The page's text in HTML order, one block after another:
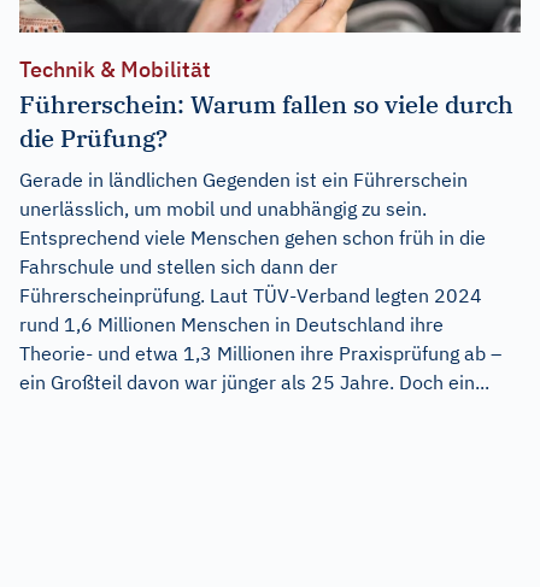
Technik & Mobilität
Führerschein: Warum fallen so viele durch
die Prüfung?
Gerade in ländlichen Gegenden ist ein Führerschein
unerlässlich, um mobil und unabhängig zu sein.
Entsprechend viele Menschen gehen schon früh in die
Fahrschule und stellen sich dann der
Führerscheinprüfung. Laut TÜV-Verband legten 2024
rund 1,6 Millionen Menschen in Deutschland ihre
Theorie- und etwa 1,3 Millionen ihre Praxisprüfung ab –
ein Großteil davon war jünger als 25 Jahre. Doch ein...